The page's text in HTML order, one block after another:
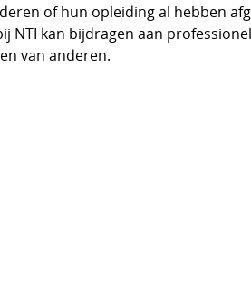
of hun opleiding al hebben
kan bijdragen aan
van anderen.